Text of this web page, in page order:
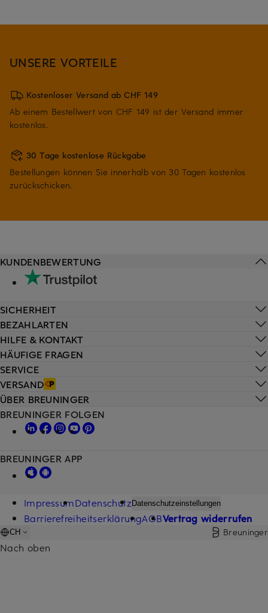
UNSERE VORTEILE
Kostenloser Versand ab CHF 149
Ab einem Bestellwert von CHF 149 ist der Versand immer
kostenlos.
30 Tage kostenlose Rückgabe
Bestellungen können Sie innerhalb von 30 Tagen kostenlos
zurückschicken.
HILFE & KONTAKT
HÄUFIGE FRAGEN
SERVICE
VERSAND
KUNDENBEWERTUNG
SICHERHEIT
BEZAHLARTEN
ÜBER BREUNINGER
BREUNINGER FOLGEN
BREUNINGER APP
ImpressumDatenschutzDatenschutzeinstellungen
BarrierefreiheitserklärungAGBVertrag widerrufen
CH Breuninger
Nach oben